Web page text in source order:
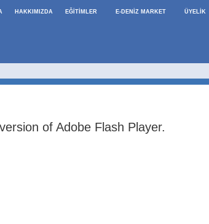
HAKKIMIZDA EĞİTİMLER E-DENİZ MARKET ÜYELİK
of Adobe Flash Player.